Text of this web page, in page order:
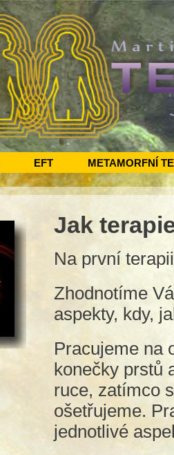
Jak
Na první
Zhodnotíme
aspekty, kdy,
Pracujeme na
konečky prstů
ruce, zatímco
ošetřujeme.
jednotlivé
EFT METAMORFNÍ